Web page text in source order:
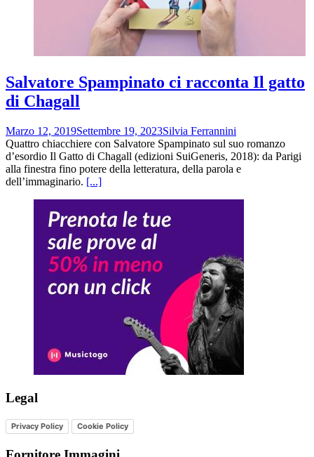
Salvatore Spampinato ci racconta Il gatto
di Chagall
Marzo 12, 2019Settembre 19, 2023Silvia Ferrannini
Quattro chiacchiere con Salvatore Spampinato sul suo romanzo
d’esordio Il Gatto di Chagall (edizioni SuiGeneris, 2018): da Parigi
alla finestra fino potere della letteratura, della parola e
dell’immaginario. [...]
Legal
Privacy Policy Cookie Policy